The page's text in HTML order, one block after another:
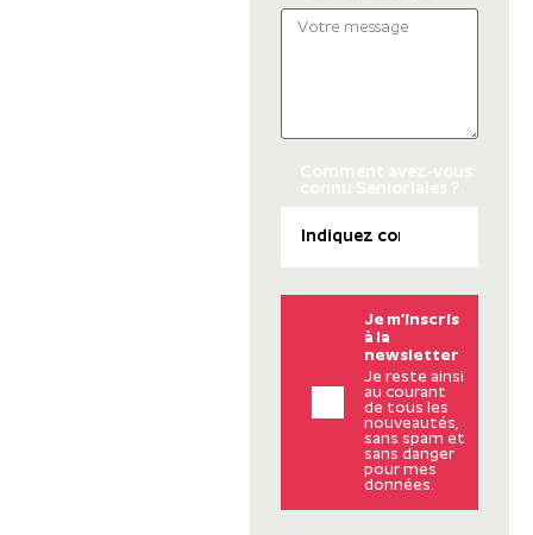
Je m’inscris
à la
newsletter
Je reste ainsi
au courant
de tous les
nouveautés,
sans spam et
sans danger
pour mes
données.